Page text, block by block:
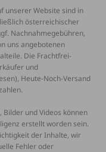
unserer Website sind in
österreichischer
Nachnahmegebühren,
uns angebotenen
Die Frachtfrei-
und
Heute-Noch-Versand
und Videos können
erstellt worden sein.
der Inhalte, wir
Fehler oder